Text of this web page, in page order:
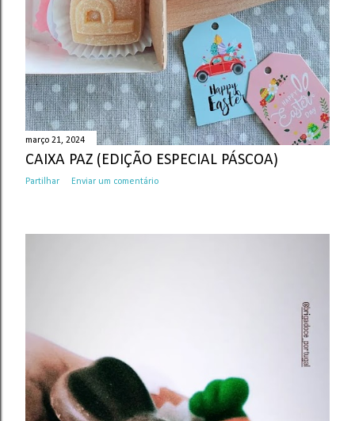
março 21, 2024
CAIXA PAZ (EDIÇÃO ESPECIAL PÁSCOA)
Partilhar Enviar um comentário